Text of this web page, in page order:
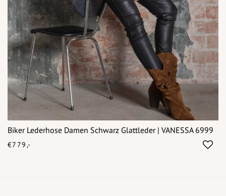
Biker Lederhose Damen Schwarz Glattleder | VANESSA 6999
€779,-